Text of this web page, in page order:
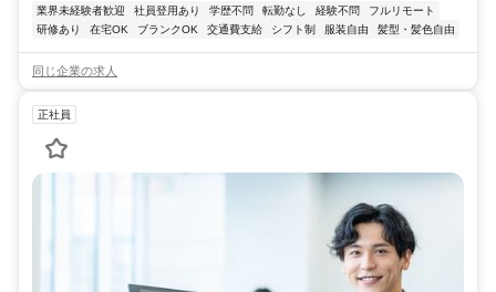
業界未経験者歓迎 社員登用あり 学歴不問 転勤なし 経験不問
フルリモート
研修あり
在宅OK ブランクOK 交通費支給 シフト制 服装自由 髪型・髪色自由
同じ企業の求人
正社員